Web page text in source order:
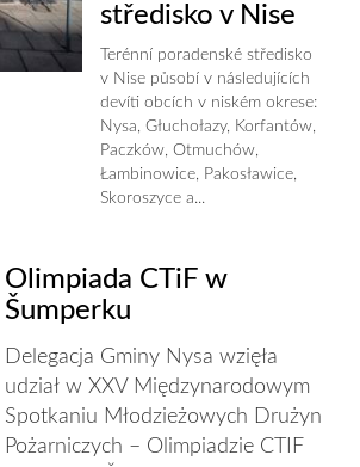
středisko v Nise
Terénní poradenské středisko
v Nise působí v následujících
devíti obcích v niském okrese:
Nysa, Głuchołazy, Korfantów,
Paczków, Otmuchów,
Łambinowice, Pakosławice,
Skoroszyce a...
Olimpiada CTiF w
Šumperku
Delegacja Gminy Nysa wzięła
udział w XXV Międzynarodowym
Spotkaniu Młodzieżowych Drużyn
Pożarniczych – Olimpiadzie CTIF